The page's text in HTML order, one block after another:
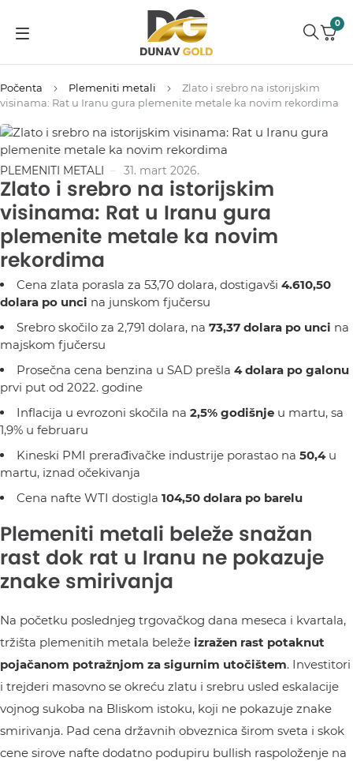
0
Počenta Plemeniti metali
Zlato i srebro na istorijskim
visinama: Rat u Iranu gura plemenite metale ka novim rekordima
PLEMENITI METALI 31. mart 2026.
Zlato i srebro na istorijskim
visinama: Rat u Iranu gura
plemenite metale ka novim
rekordima
Cena zlata porasla za 53,70 dolara, dostigavši 4.610,50
dolara po unci na junskom fjučersu
Srebro skočilo za 2,791 dolara, na 73,37 dolara po unci na
majskom fjučersu
Prosečna cena benzina u SAD prešla 4 dolara po galonu
prvi put od 2022. godine
Inflacija u evrozoni skočila na 2,5% godišnje u martu, sa
1,9% u februaru
Kineski PMI prerađivačke industrije porastao na 50,4u
martu, iznad očekivanja
Cena nafte WTI dostigla 104,50 dolara po barelu
Plemeniti metali beleže snažan
rast dok rat u Iranu ne pokazuje
znake smirivanja
Na početku poslednjeg trgovačkog dana meseca i kvartala,
tržišta plemenitih metala beleže izražen rast potaknut
pojačanom potražnjom za sigurnim utočištem. Investitori
i trejderi masovno se okreću zlatu i srebru usled eskalacije
vojnog sukoba na Bliskom istoku, koji ne pokazuje znake
smirivanja. Pad cena državnih obveznica širom sveta i skok
cene sirove nafte dodatno podupiru bullish raspoloženje na